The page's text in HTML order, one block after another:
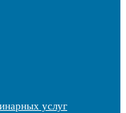
услуг